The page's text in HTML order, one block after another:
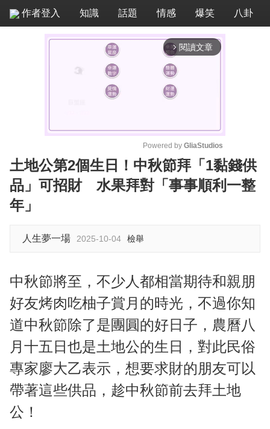
作者登入 知識 話題 情感 爆笑 八卦
arrow_forward_ios 閱讀文章
M
u
Powered by GliaStudios
土地公第2個生日！中秋節拜「1黏錢供
品」可招財 水果拜對「事事順利一整
年」
人生夢一場 2025-10-04 檢舉
中秋節將至，不少人都相當期待和親朋
好友烤肉吃柚子賞月的時光，不過你知
道中秋節除了是團圓的好日子，農曆八
月十五日也是土地公的生日，對此民俗
專家廖大乙表示，想要求財的朋友可以
帶著這些供品，趁中秋節前去拜土地
公！